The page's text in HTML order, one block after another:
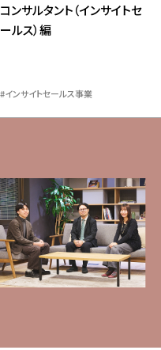
コンサルタント（インサイトセ
ールス）編
インサイトセールス事業